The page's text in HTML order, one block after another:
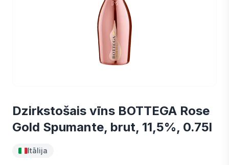
Dzirkstošais vīns BOTTEGA Rose
Gold Spumante, brut, 11,5%, 0.75l
Itālija